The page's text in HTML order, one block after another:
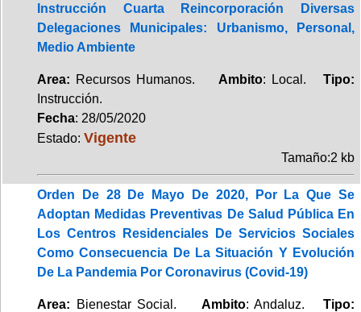
Instrucción Cuarta Reincorporación Diversas
Delegaciones Municipales: Urbanismo, Personal,
Medio Ambiente
Area: Recursos Humanos. Ambito: Local.Tipo:
Instrucción.
Fecha: 28/05/2020
Estado: Vigente
Tamaño:2 kb
Orden De 28 De Mayo De 2020, Por La Que Se
Adoptan Medidas Preventivas De Salud Pública En
Los Centros Residenciales De Servicios Sociales
Como Consecuencia De La Situación Y Evolución
De La Pandemia Por Coronavirus (Covid-19)
Area: Bienestar Social. Ambito: Andaluz.Tipo: